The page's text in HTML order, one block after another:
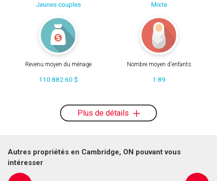
Jeunes couples Mixte
Revenu moyen du ménage
110 882.60 $
Nombre moyen d'enfants
1.89
Plus de détails
Autres propriétés en Cambridge, ON pouvant vous
intéresser